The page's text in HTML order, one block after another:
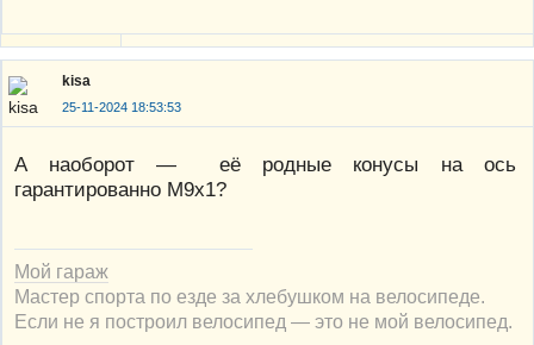
kisa
25-11-2024 18:53:53
А наоборот — её родные конусы на ось
гарантированно М9х1?
Мой гараж
Мастер спорта по езде за хлебушком на велосипеде.
Если не я построил велосипед — это не мой велосипед.